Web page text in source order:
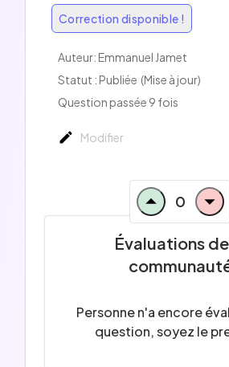
Correction disponible !
Auteur: Emmanuel Jamet
Statut : Publiée (Mise à jour)
Question passée 9 fois
Modifier
0
Évaluations
Personne n'a encore
question, soyez le